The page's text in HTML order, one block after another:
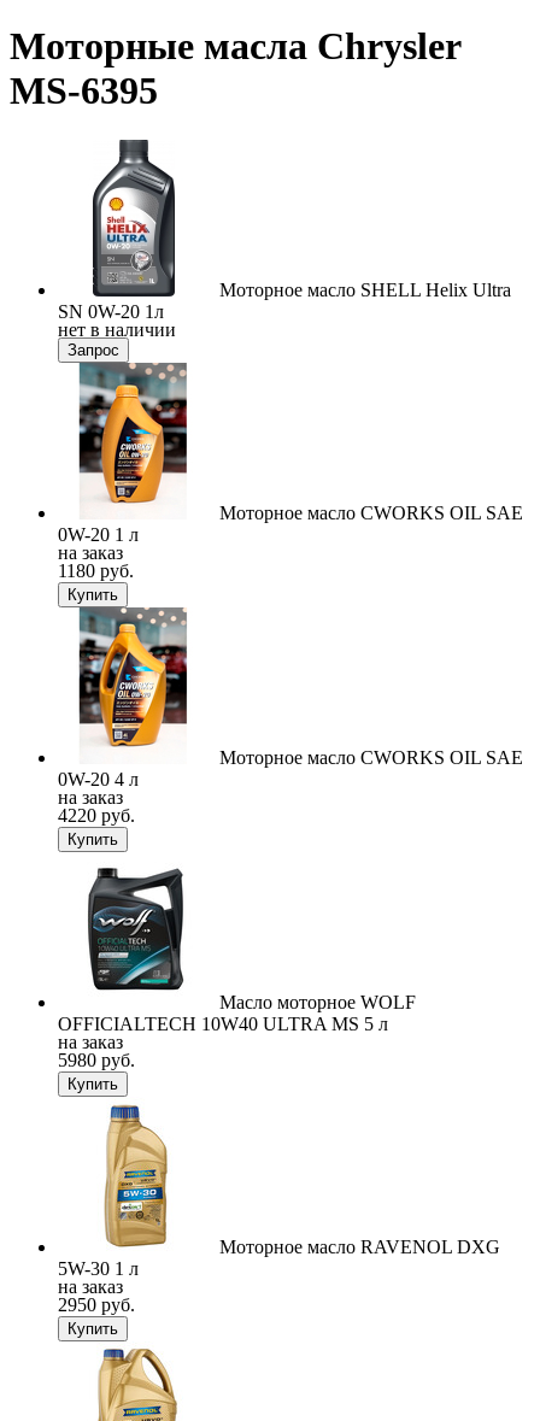
Моторные масла Chrysler
MS-6395
Моторное масло SHELL Helix Ultra
SN 0W-20 1л
нет в наличии
Запрос
Моторное масло CWORKS OIL SAE
0W-20 1 л
на заказ
1180 руб.
Купить
Моторное масло CWORKS OIL SAE
0W-20 4 л
на заказ
4220 руб.
Купить
Масло моторное WOLF
OFFICIALTECH 10W40 ULTRA MS 5 л
на заказ
5980 руб.
Купить
Моторное масло RAVENOL DXG
5W-30 1 л
на заказ
2950 руб.
Купить